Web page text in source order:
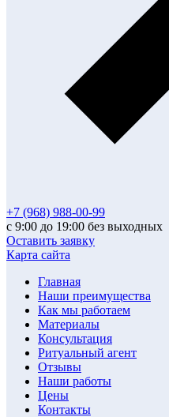
+7 (968) 988-00-99
с 9:00 до 19:00 без выходных
Оставить заявку
Карта сайта
Главная
Наши преимущества
Как мы работаем
Материалы
Консультация
Ритуальный агент
Отзывы
Наши работы
Цены
Контакты